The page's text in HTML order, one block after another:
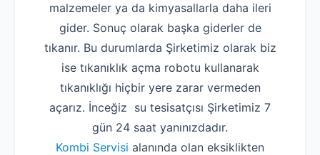
malzemeler ya da kimyasallarla daha ileri
gider. Sonuç olarak başka giderler de
tıkanır. Bu durumlarda Şirketimiz olarak biz
ise tıkanıklık açma robotu kullanarak
tıkanıklığı hiçbir yere zarar vermeden
açarız. İnceğiz su tesisatçısı Şirketimiz 7
gün 24 saat yanınızdadır.
Kombi Servisi alanında olan eksiklikten